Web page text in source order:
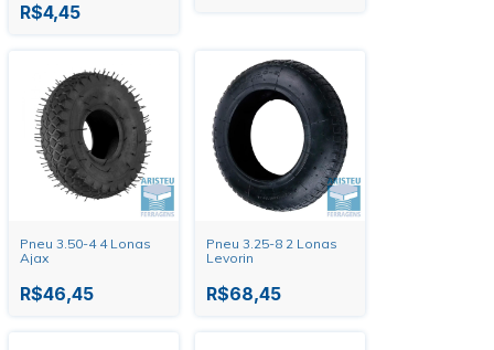
R$4,45
Pneu 3.50-4 4 Lonas
Ajax
R$46,45
Pneu 3.25-8 2 Lonas
Levorin
R$68,45